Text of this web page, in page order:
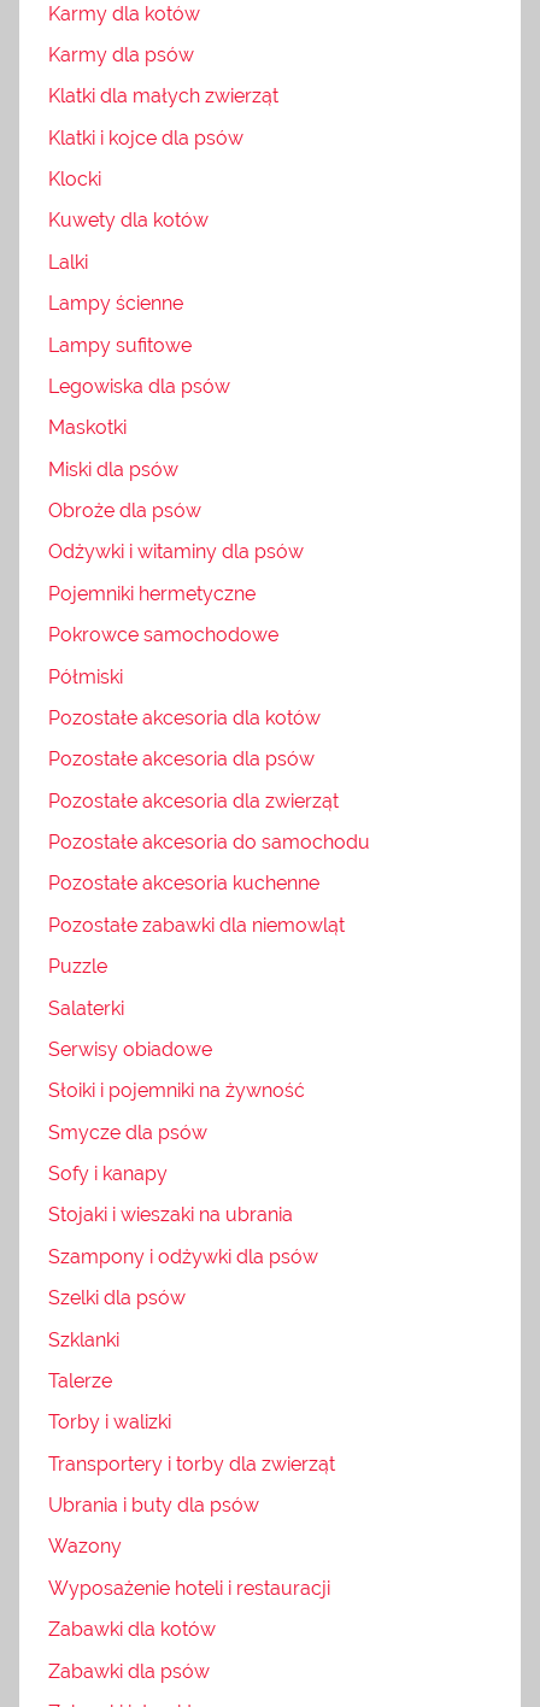
Karmy dla kotów
Karmy dla psów
Klatki dla małych zwierząt
Klatki i kojce dla psów
Klocki
Kuwety dla kotów
Lalki
Lampy ścienne
Lampy sufitowe
Legowiska dla psów
Maskotki
Miski dla psów
Obroże dla psów
Odżywki i witaminy dla psów
Pojemniki hermetyczne
Pokrowce samochodowe
Półmiski
Pozostałe akcesoria dla kotów
Pozostałe akcesoria dla psów
Pozostałe akcesoria dla zwierząt
Pozostałe akcesoria do samochodu
Pozostałe akcesoria kuchenne
Pozostałe zabawki dla niemowląt
Puzzle
Salaterki
Serwisy obiadowe
Słoiki i pojemniki na żywność
Smycze dla psów
Sofy i kanapy
Stojaki i wieszaki na ubrania
Szampony i odżywki dla psów
Szelki dla psów
Szklanki
Talerze
Torby i walizki
Transportery i torby dla zwierząt
Ubrania i buty dla psów
Wazony
Wyposażenie hoteli i restauracji
Zabawki dla kotów
Zabawki dla psów